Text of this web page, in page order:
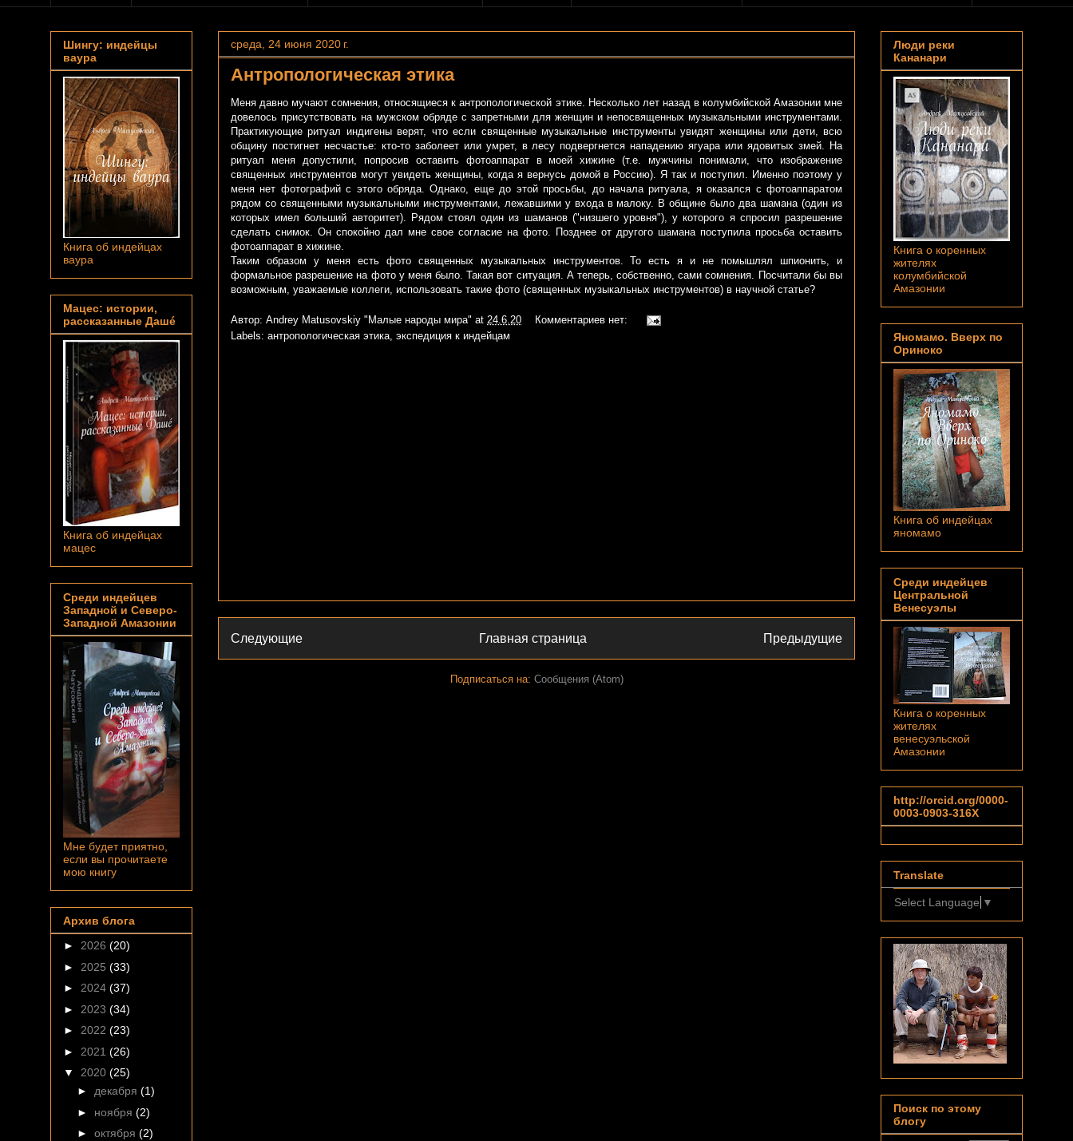
среда, 24 июня 2020 г.
Антропологическая этика
Меня давно мучают сомнения, относящиеся к антропологической этике. Несколько лет назад в колумбийской Амазонии мне
довелось присутствовать на мужском обряде с запретными для женщин и непосвященных музыкальными инструментами.
Практикующие ритуал индигены верят, что если священные музыкальные инструменты увидят женщины или дети, всю
общину постигнет несчастье: кто-то заболеет или умрет, в лесу подвергнется нападению ягуара или ядовитых змей. На
ритуал меня допустили, попросив оставить фотоаппарат в моей хижине (т.е. мужчины понимали, что изображение
священных инструментов могут увидеть женщины, когда я вернусь домой в Россию). Я так и поступил. Именно поэтому у
меня нет фотографий с этого обряда. Однако, еще до этой просьбы, до начала ритуала, я оказался с фотоаппаратом
рядом со священными музыкальными инструментами, лежавшими у входа в малоку. В общине было два шамана (один из
которых имел больший авторитет). Рядом стоял один из шаманов ("низшего уровня"), у которого я спросил разрешение
сделать снимок. Он спокойно дал мне свое согласие на фото. Позднее от другого шамана поступила просьба оставить
фотоаппарат в хижине.
Таким образом у меня есть фото священных музыкальных инструментов. То есть я и не помышлял шпионить, и
формальное разрешение на фото у меня было. Такая вот ситуация. А теперь, собственно, сами сомнения. Посчитали бы вы
возможным, уважаемые коллеги, использовать такие фото (священных музыкальных инструментов) в научной статье?
Автор: Andrey Matusovskiy "Малые народы мира" at 24.6.20
Комментариев нет:
Labels: антропологическая этика, экспедиция к индейцам
Следующие Предыдущие
Главная страница
Подписаться на: Сообщения (Atom)
Шингу: индейцы
ваура
Книга об индейцах
ваура
Мацес: истории,
рассказанные Дашé
Книга об индейцах
мацес
Среди индейцев
Западной и Северо-
Западной Амазонии
Мне будет приятно,
если вы прочитаете
мою книгу
Архив блога
► 2026 (20)
► 2025 (33)
► 2024 (37)
► 2023 (34)
► 2022 (23)
► 2021 (26)
▼ 2020 (25)
► декабря (1)
► ноября (2)
► октября (2)
Люди реки
Кананари
Книга о коренных
жителях
колумбийской
Амазонии
Яномамо. Вверх по
Ориноко
Книга об индейцах
яномамо
Среди индейцев
Центральной
Венесуэлы
Книга о коренных
жителях
венесуэльской
Амазонии
http://orcid.org/0000-
0003-0903-316X
Translate
Select Language ▼
Поиск по этому
блогу